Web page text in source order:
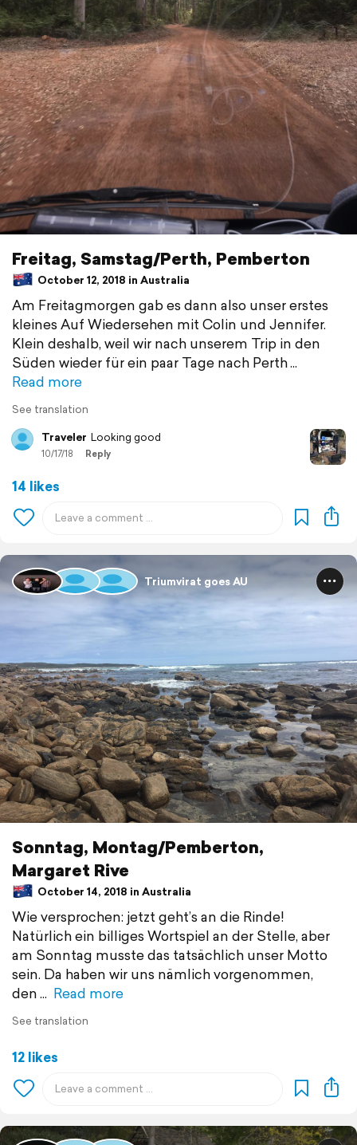
Freitag, Samstag/Perth, Pemberton
October 12, 2018 in Australia
Am Freitagmorgen gab es dann also unser erstes
kleines Auf Wiedersehen mit Colin und Jennifer.
Klein deshalb, weil wir nach unserem Trip in den
Süden wieder für ein paar Tage nach Perth
Read more
See translation
Traveler Looking good
10/17/18 Reply
14 likes
Triumvirat goes AU
Sonntag, Montag/Pemberton,
Margaret Rive
October 14, 2018 in Australia
Wie versprochen: jetzt geht’s an die Rinde!
Natürlich ein billiges Wortspiel an der Stelle, aber
am Sonntag musste das tatsächlich unser Motto
sein. Da haben wir uns nämlich vorgenommen,
den
Read more
See translation
12 likes